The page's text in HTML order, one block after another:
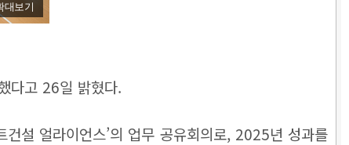
대보기
다고 26일 밝혔다.
얼라이언스’의 업무 공유회의로, 2025년 성과를